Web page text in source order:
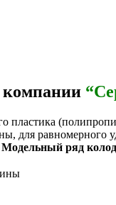
компании
для равномерного
Модельный ряд